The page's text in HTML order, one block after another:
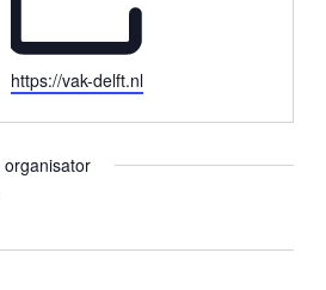
Website
https://vak-delft.nl